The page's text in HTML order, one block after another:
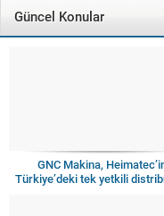
Güncel Konular
GNC Makina,
Türkiye’deki tek yetkili